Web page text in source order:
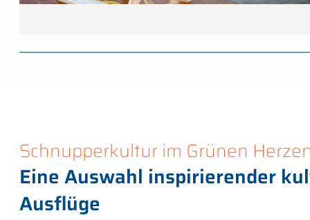
Schnupperkultur im Grünen
Eine Auswahl inspirierender
Ausflüge